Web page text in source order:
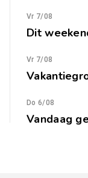
Vr 7/08
Dit
Vr 7/08
Do 6/08
Vandaag